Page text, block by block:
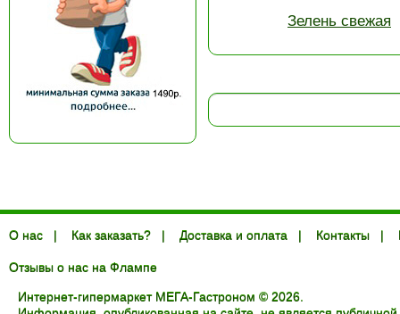
Зелень свежая
О нас | Как заказать? | Доставка и оплата | Контакты |
Отзывы о нас на Флампе
Интернет-гипермаркет МЕГА-Гастроном © 2026.